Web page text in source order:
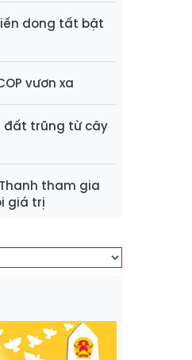
dong tất bật
vươn xa
đất trũng từ cây
tham gia
giá trị